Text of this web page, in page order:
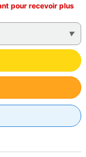
pour recevoir plus